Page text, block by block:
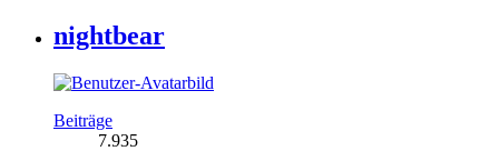
nightbear
Beiträge
7.935